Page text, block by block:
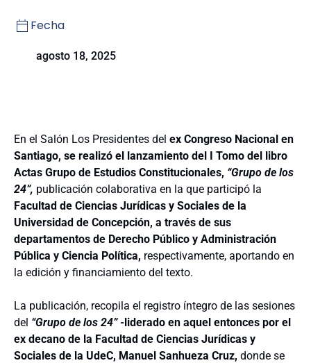
Fecha
agosto 18, 2025
En el Salón Los Presidentes del ex Congreso Nacional en
Santiago, se realizó el lanzamiento del I Tomo del libro
Actas Grupo de Estudios Constitucionales, “Grupo de los
24”, publicación colaborativa en la que participó la
Facultad de Ciencias Jurídicas y Sociales de la
Universidad de Concepción, a través de sus
departamentos de Derecho Público y Administración
Pública y Ciencia Política, respectivamente, aportando en
la edición y financiamiento del texto.
La publicación, recopila el registro íntegro de las sesiones
del “Grupo de los 24”-liderado en aquel entonces por el
ex decano de la Facultad de Ciencias Jurídicas y
Sociales de la UdeC, Manuel Sanhueza Cruz, donde se